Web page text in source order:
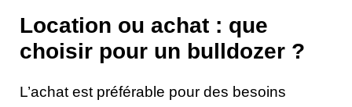
Location ou achat : que
choisir pour un bulldozer ?
L’achat est préférable pour des besoins